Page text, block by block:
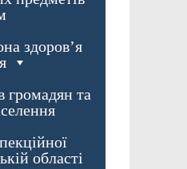
здоров’я
громадян та
області